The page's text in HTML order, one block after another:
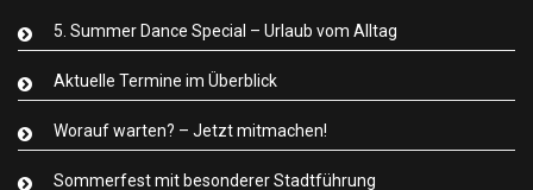
5. Summer Dance Special – Urlaub vom Alltag
Aktuelle Termine im Überblick
Worauf warten? – Jetzt mitmachen!
Sommerfest mit besonderer Stadtführung